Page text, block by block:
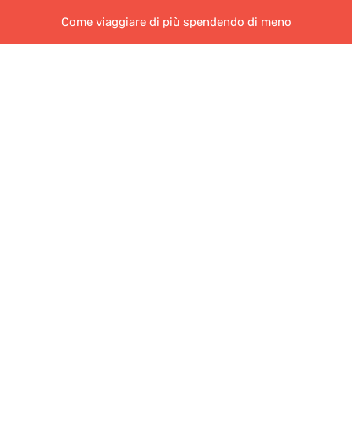
Come viaggiare di più spendendo di meno